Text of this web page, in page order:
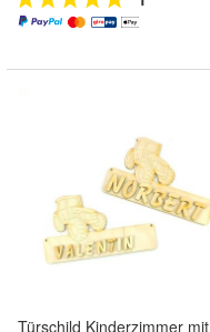
Türschild Kinderzimmer mit